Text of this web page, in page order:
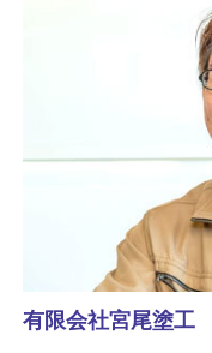
有限会社宮尾塗工